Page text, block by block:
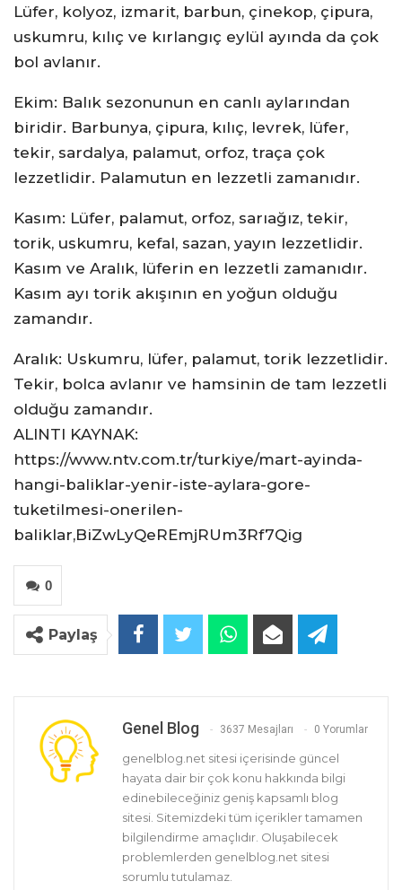
Lüfer, kolyoz, izmarit, barbun, çinekop, çipura,
uskumru, kılıç ve kırlangıç eylül ayında da çok
bol avlanır.
Ekim: Balık sezonunun en canlı aylarından
biridir. Barbunya, çipura, kılıç, levrek, lüfer,
tekir, sardalya, palamut, orfoz, traça çok
lezzetlidir. Palamutun en lezzetli zamanıdır.
Kasım: Lüfer, palamut, orfoz, sarıağız, tekir,
torik, uskumru, kefal, sazan, yayın lezzetlidir.
Kasım ve Aralık, lüferin en lezzetli zamanıdır.
Kasım ayı torik akışının en yoğun olduğu
zamandır.
Aralık: Uskumru, lüfer, palamut, torik lezzetlidir.
Tekir, bolca avlanır ve hamsinin de tam lezzetli
olduğu zamandır.
ALINTI KAYNAK:
https://www.ntv.com.tr/turkiye/mart-ayinda-
hangi-baliklar-yenir-iste-aylara-gore-
tuketilmesi-onerilen-
baliklar,BiZwLyQeREmjRUm3Rf7Qig
0
Paylaş
Genel Blog 3637 Mesajları 0 Yorumlar
genelblog.net sitesi içerisinde güncel
hayata dair bir çok konu hakkında bilgi
edinebileceğiniz geniş kapsamlı blog
sitesi. Sitemizdeki tüm içerikler tamamen
bilgilendirme amaçlıdır. Oluşabilecek
problemlerden genelblog.net sitesi
sorumlu tutulamaz.